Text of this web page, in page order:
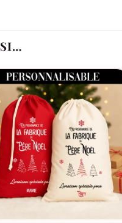
votre saisie).
tirage au sort defamille ,